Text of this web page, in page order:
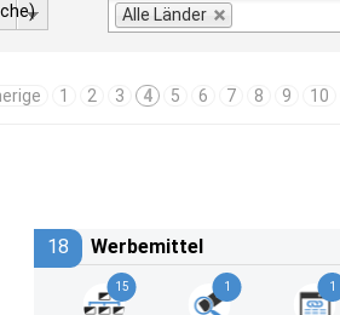
Alle Länder
1 2 3 4 5 6 7 8 9 10
18 Werbemittel
15 1 1